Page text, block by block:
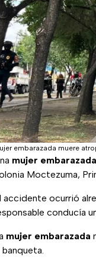
embarazada muere
mujer embarazada
Moctezuma,
accidente ocurrió
conducía
mujer embarazada
banqueta.